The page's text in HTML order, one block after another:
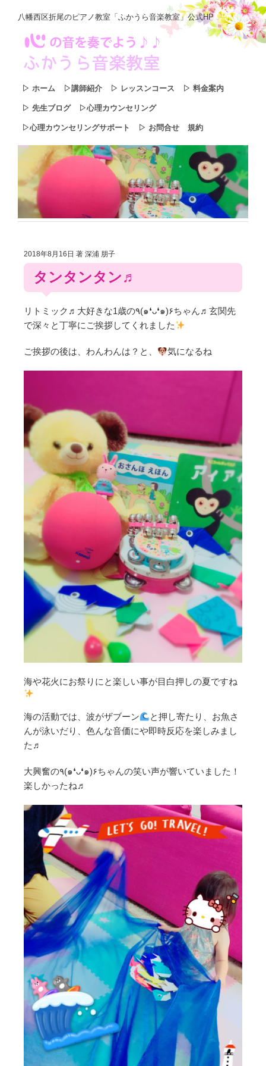
八幡西区折尾のピアノ教室「ふかうら音楽教室」公式HP
▷ ホーム ▷講師紹介 ▷ レッスンコース ▷ 料金案内
▷ 先生ブログ ▷心理カウンセリング
▷心理カウンセリングサポート ▷ お問合せ 規約
2018年8月16日 著 深浦 朋子
タンタンタン♬
リトミック♬大好きな1歳の٩(๑❛ᴗ❛๑)۶ちゃん♬玄関先
で深々と丁寧にご挨拶してくれました
ご挨拶の後は、わんわんは？と、 気になるね
海や花火にお祭りにと楽しい事が目白押しの夏ですね
海の活動では、波がザブーン
と押し寄たり、お魚さ
んが泳いだり、色んな音価にや即時反応を楽しみまし
た♬
大興奮の٩(๑❛ᴗ❛๑)۶ちゃんの笑い声が響いていました！
楽しかったね♬